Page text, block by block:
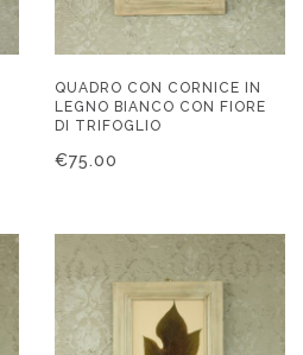
QUADRO CON CORNICE IN
LEGNO BIANCO CON FIORE
DI TRIFOGLIO
€75.00